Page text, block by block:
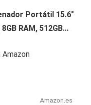
Portátil 15.6"
RAM, 512GB...
Amazon.es